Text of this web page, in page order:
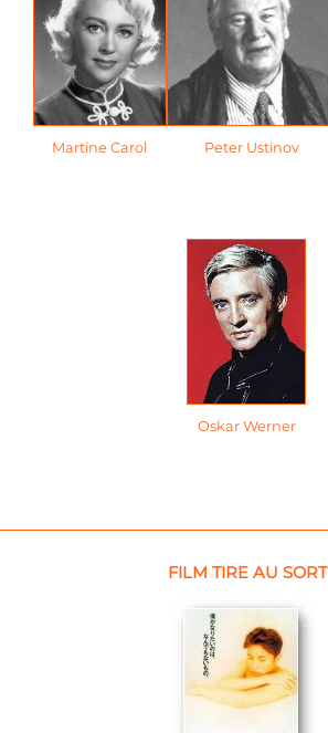
Martine Carol Peter Ustinov
Oskar Werner
FILM TIRE AU SORT